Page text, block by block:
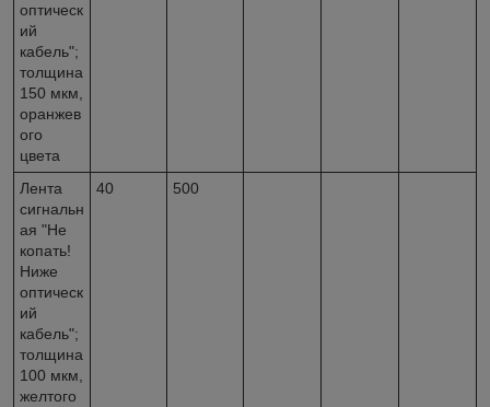
оптическ
ий
кабель";
толщина
150 мкм,
оранжев
ого
цвета
Лента
сигнальн
ая "Не
копать!
Ниже
оптическ
ий
кабель";
толщина
100 мкм,
желтого
40 500